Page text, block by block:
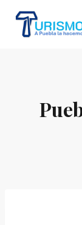
content